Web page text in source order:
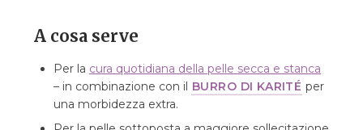
A cosa serve
Per la cura quotidiana della pelle secca e stanca
– in combinazione con il BURRO DI KARITÉ per
una morbidezza extra.